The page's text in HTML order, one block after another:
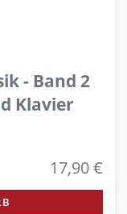
- Band 2
Klavier
17,90 €